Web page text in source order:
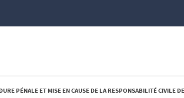
PÉNALE ET MISE EN CAUSE DE LA RESPONSABILITÉ CIVILE